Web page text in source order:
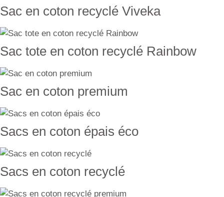
Sac en coton recyclé Viveka
Sac tote en coton recyclé Rainbow
Sac en coton premium
Sacs en coton épais éco
Sacs en coton recyclé